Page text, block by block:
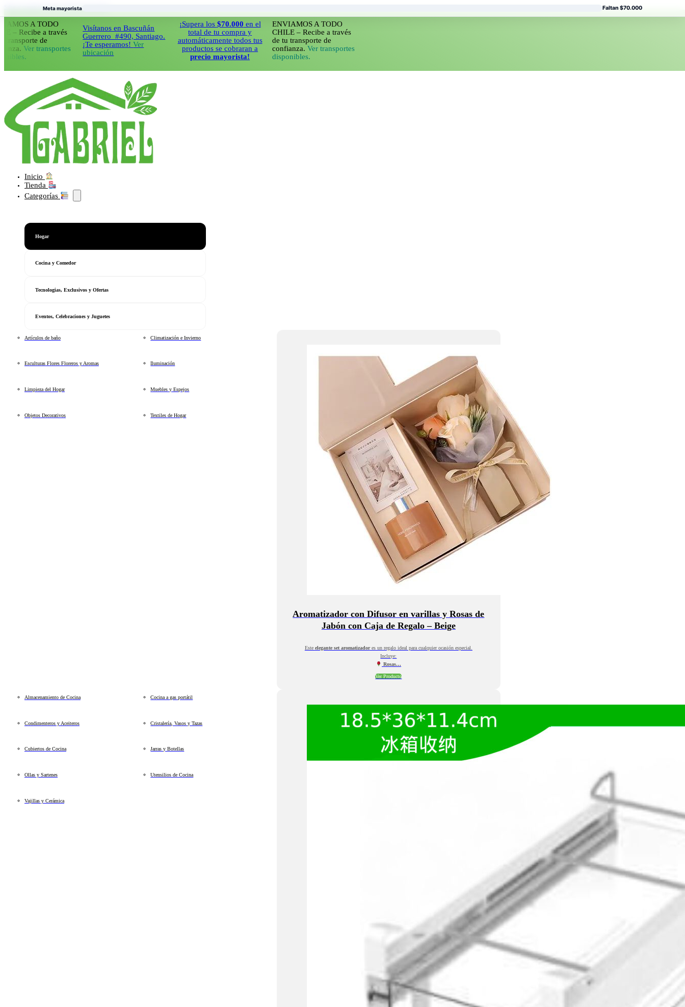
Saltar al contenido principal Saltar al pie de página
A TODO
a través
de
Ver transportes
Visítanos en Bascuñán
Guerrero #490, Santiago.
¡Te esperamos!Ver
ubicación
¡Supera los$70.000en el
total de tu compra y
automáticamente todos tus
productos se cobraran a
precio mayorista!
ENVIAMOS A TODO
CHILE – Recibe a través
de tu transporte de
confianza.Ver transportes
disponibles.
Inicio
Tienda
Categorías
Hogar
Cocina y Comedor
Tecnologias, Exclusivos y Ofertas
Eventos, Celebraciones y Juguetes
Artículos de baño Climatización e Invierno
Esculturas Flores Floreros y Aromas Iluminación
Limpieza del Hogar Muebles y Espejos
Objetos Decorativos Textiles de Hogar
Aromatizador con Difusor en varillas y Rosas de
Jabón con Caja de Regalo – Beige
Este elegante set aromatizadores un regalo ideal para cualquier ocasión especial.
Incluye:
Rosas…
Ver Producto
Almacenamiento de Cocina Cocina a gas portátil
Condimenteros y Aceiteros Cristalería, Vasos y Tazas
Cubiertos de Cocina Jarras y Botellas
Ollas y Sartenes Utensilios de Cocina
Vajillas y Cerámica
Meta mayorista Faltan $70.000